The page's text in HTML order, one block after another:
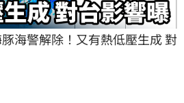
豚海警解除！又有熱低壓生成 對